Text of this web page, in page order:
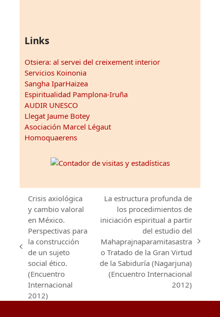
Links
Otsiera: al servei del creixement interior
Servicios Koinonia
Sangha IparHaizea
Espiritualidad Pamplona-Iruña
AUDIR UNESCO
Llegat Jaume Botey
Asociación Marcel Légaut
Homoquaerens
previous
post:
Crisis axiológica
y cambio valoral
en México.
Perspectivas para
la construcción
de un sujeto
social ético.
(Encuentro
Internacional
2012)
next
post:
La estructura profunda de
los procedimientos de
iniciación espiritual a partir
del estudio del
Mahaprajnaparamitasastra
o Tratado de la Gran Virtud
de la Sabiduría (Nagarjuna)
(Encuentro Internacional
2012)